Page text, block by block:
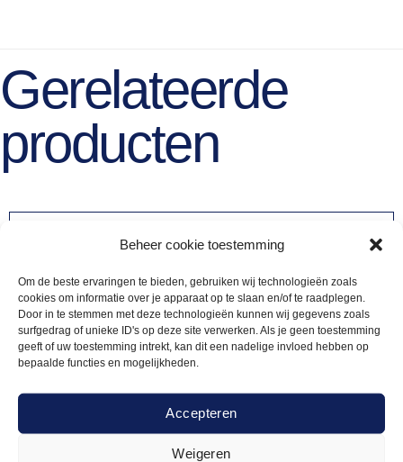
Beheer cookie toestemming
Om de beste ervaringen te bieden, gebruiken wij technologieën zoals
cookies om informatie over je apparaat op te slaan en/of te raadplegen.
Door in te stemmen met deze technologieën kunnen wij gegevens zoals
surfgedrag of unieke ID's op deze site verwerken. Als je geen toestemming
geeft of uw toestemming intrekt, kan dit een nadelige invloed hebben op
bepaalde functies en mogelijkheden.
Accepteren
Weigeren
Gerelateerde
producten